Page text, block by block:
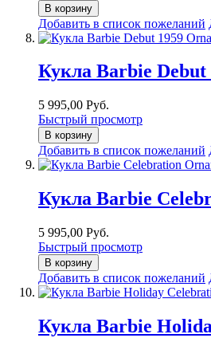
В корзину
Добавить в список пожеланий
Кукла Barbie Debut
5 995,00 Руб.
Быстрый просмотр
В корзину
Добавить в список пожеланий
Кукла Barbie
5 995,00 Руб.
Быстрый просмотр
В корзину
Добавить в список пожеланий
Кукла Barbie